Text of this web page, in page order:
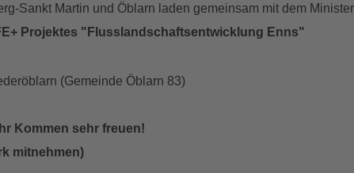
Sankt Martin und Öblarn laden gemeinsam mit dem
Projektes "Flusslandschaftsentwicklung Enns"
(Gemeinde Öblarn 83)
Kommen sehr freuen!
mitnehmen)